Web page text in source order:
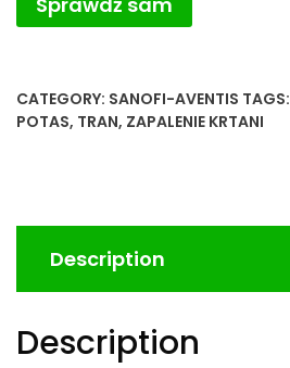
CATEGORY: SANOFI-AVENTIS TAGS:
POTAS, TRAN, ZAPALENIE KRTANI
Description
Description